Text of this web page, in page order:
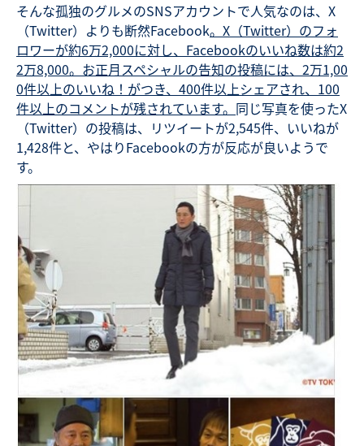
そんな孤独のグルメのSNSアカウントで人気なのは、X
（Twitter）よりも断然Facebook。X（Twitter）のフォ
ロワーが約6万2,000に対し、Facebookのいいね数は約2
2万8,000。お正月スペシャルの告知の投稿には、2万1,00
0件以上のいいね！がつき、400件以上シェアされ、100
件以上のコメントが残されています。 同じ写真を使ったX
（Twitter）の投稿は、リツイートが2,545件、いいねが
1,428件と、やはりFacebookの方が反応が良いようで
す。